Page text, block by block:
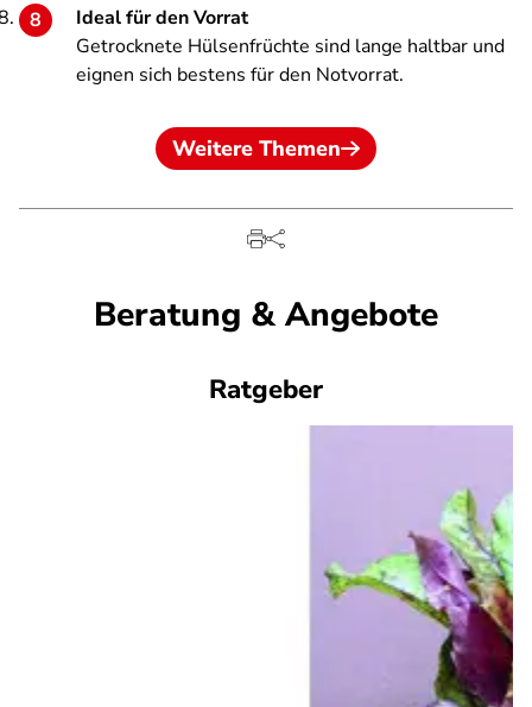
Ideal für den Vorrat
Getrocknete Hülsenfrüchte sind lange haltbar und
eignen sich bestens für den Notvorrat.
Weitere Themen
Beratung & Angebote
Ratgeber